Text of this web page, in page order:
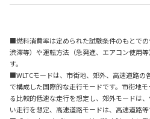
■燃料消費率は定められた試験条件のもとでの
渋滞等）や運転方法（急発進、エアコン使用
す。
■WLTCモードは、市街地、郊外、高速道路の
で構成した国際的な走行モードです。市街地
る比較的低速な走行を想定し、郊外モードは
い走行を想定、高速道路モードは、高速道路等